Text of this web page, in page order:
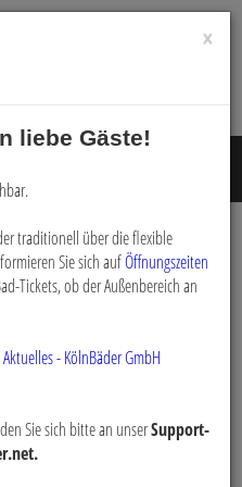
×
liebe Gäste!
traditionell über die flexible
Sie sich aufÖffnungszeiten
Tickets, ob der Außenbereich an
Aktuelles - KölnBäder GmbH
Sie sich bitte an unserSupport-